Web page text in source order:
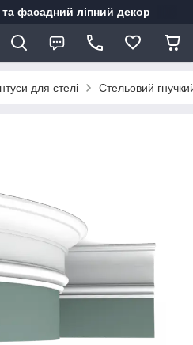
фасадний ліпний декор
для стелі Стельовий